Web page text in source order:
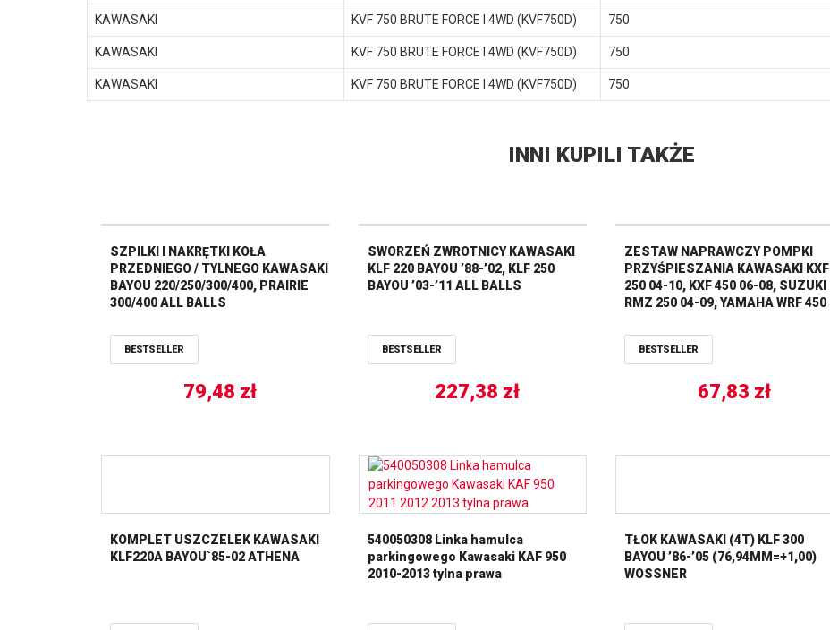
KAWASAKI KVF 750 BRUTE FORCE I 4WD (KVF750D) 750
KAWASAKI KVF 750 BRUTE FORCE I 4WD (KVF750D) 750
KAWASAKI KVF 750 BRUTE FORCE I 4WD (KVF750D) 750
INNI KUPILI TAKŻE
SZPILKI I NAKRĘTKI KOŁA
PRZEDNIEGO / TYLNEGO KAWASAKI
BAYOU 220/250/300/400, PRAIRIE
300/400 ALL BALLS
BESTSELLER
79,48 zł
SWORZEŃ ZWROTNICY KAWASAKI
KLF 220 BAYOU ’88-’02, KLF 250
BAYOU ’03-’11 ALL BALLS
BESTSELLER
227,38 zł
ZESTAW NAPRAWCZY POMPKI
PRZYŚPIESZANIA KAWASAKI KXF
250 04-10, KXF 450 06-08, SUZUKI
RMZ 250 04-09, YAMAHA WRF 450
BALLS
BESTSELLER
67,83 zł
KOMPLET USZCZELEK KAWASAKI
KLF220A BAYOU`85-02 ATHENA
540050308 Linka hamulca
parkingowego Kawasaki KAF 950
2010-2013 tylna prawa
TŁOK KAWASAKI (4T) KLF 300
BAYOU ’86-’05 (76,94MM=+1,00)
WOSSNER